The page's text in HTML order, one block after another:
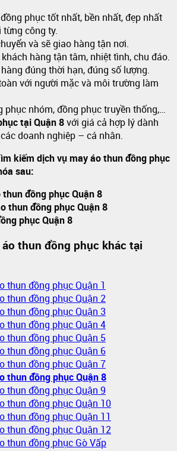
phục tốt nhất, bền nhất, đẹp nhất
công ty.
và sẽ giao hàng tận nơi.
hàng tận tâm, nhiệt tình, chu đáo.
đúng thời hạn, đúng số lượng.
với người mặc và môi trường làm
phục nhóm, đồng phục truyền thống,…
tại Quận 8với giá cả hợp lý dành
doanh nghiệp – cá nhân.
kiếm dịch vụ may áo thun đồng phục
sau:
đồng phục Quận 8
thun đồng phục Quận 8
phục Quận 8
thun đồng phục khác tại
thun đồng phục Quận 1
thun đồng phục Quận 2
thun đồng phục Quận 3
thun đồng phục Quận 4
thun đồng phục Quận 5
thun đồng phục Quận 6
thun đồng phục Quận 7
thun đồng phục Quận 8
thun đồng phục Quận 9
thun đồng phục Quận 10
thun đồng phục Quận 11
thun đồng phục Quận 12
thun đồng phục Gò Vấp